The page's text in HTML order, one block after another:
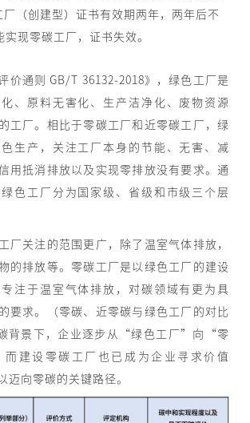
厂（创建型）证书有效期两年，两年后不
实现零碳工厂，证书失效。
价通则 GB/T 36132-2018》，绿色工厂是
、原料无害化、生产洁净化、废物资源
工厂。相比于零碳工厂和近零碳工厂，绿
生产，关注工厂本身的节能、无害、减
用抵消排放以及实现零排放没有要求。通
色工厂分为国家级、省级和市级三个层
厂关注的范围更广，除了温室气体排放，
的排放等。零碳工厂是以绿色工厂的建设
注于温室气体排放，对碳领域有更为具
要求。（零碳、近零碳与绿色工厂的对比
背景下，企业逐步从“绿色工厂”向“零
建设零碳工厂也已成为企业寻求价值
向零碳的关键路径。